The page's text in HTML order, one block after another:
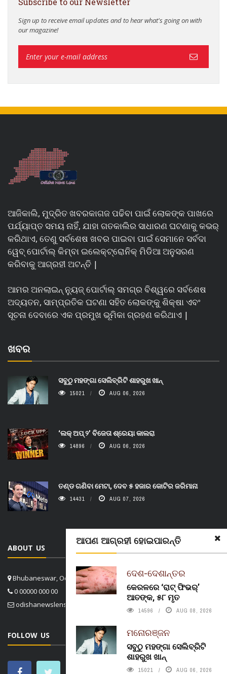
ଆପଣ ଆଗ୍ରହୀ ହୋଇପାରନ୍ତି
ଦେଶ-ଦେଶାନ୍ତର
କେରଳରେ ‘ରାଟ୍ ଫିଭର୍’
ଆତଙ୍କ, ୫୮ ମୃତ
14596 AUG 08, 2026
ମନୋରଞ୍ଜନ
ସବୁଠୁ ମହଙ୍ଗା ସେଲିବ୍ରିଟି
ଶାହରୁଖ ଖାନ୍
15021 AUG 06, 2026
Sign up to receive email updates and to hear what's going on with
our magazine!
ଆଜିକାଲି, ମୁଦ୍ରିତ ଖବରକାଗଜ ପଢିବା ପାଇଁ ଲୋକଙ୍କ ପାଖରେ
ପର୍ଯ୍ୟାପ୍ତ ସମୟ ନାହିଁ, ଯାହା ଗତକାଲିର ସାଧାରଣ ଘଟଣାକୁ କଭର୍
କରିଥାଏ, ତେଣୁ ସର୍ବଶେଷ ଖବର ପାଇବା ପାଇଁ ସେମାନେ ସର୍ବଦା
ୱେବ୍ ପୋର୍ଟାଲ୍ କିମ୍ବା ଇଲେକ୍ଟ୍ରୋନିକ୍ ମିଡିଆ ଅନୁସରଣ
କରିବାକୁ ଆଗ୍ରହୀ ଅଟନ୍ତି |
ଆମର ଅନଲାଇନ୍ ନ୍ୟୁଜ୍ ପୋର୍ଟାଲ୍ ସମଗ୍ର ବିଶ୍ୱରେ ସର୍ବଶେଷ
ଅଦ୍ୟତନ, ସାମ୍ପ୍ରତିକ ଘଟଣା ସହିତ ଲୋକଙ୍କୁ ଶିକ୍ଷା ଏବଂ
ସୂଚନା ଦେବାରେ ଏକ ପ୍ରମୁଖ ଭୂମିକା ଗ୍ରହଣ କରିଥାଏ |
ଖବର
ସବୁଠୁ ମହଙ୍ଗା ସେଲିବ୍ରିଟି ଶାହରୁଖ ଖାନ୍
15021 AUG 06, 2026
‘ଲକ୍ ଅପ୍ ୨’ ବିଜେତା ଶ୍ରେୟା କାଲରା
14896 AUG 06, 2026
ତଣ୍ଡ ଗଣିବା ମେଟା, ଦେବ ୫ ହଜାର କୋଟିର ଜରିମାନା
14431 AUG 07, 2026
ABOUT US
Bhubaneswar, Odisha, India
0 00000 000 00
odishanewslens@gmail.com
FOLLOW US